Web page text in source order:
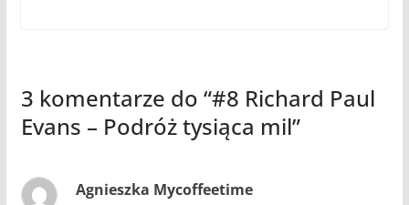
3 komentarze do “#8 Richard Paul
Evans – Podróż tysiąca mil”
Agnieszka Mycoffeetime